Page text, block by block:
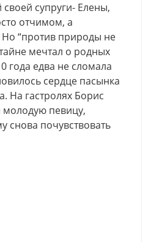
супруги- Елены,
отчимом, а
“против природы не
мечтал о родных
года едва не сломала
сердце пасынка
На гастролях Борис
молодую певицу,
снова почувствовать